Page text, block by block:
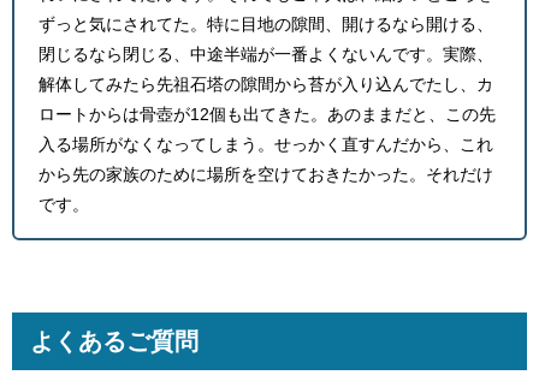
ずっと気にされてた。特に目地の隙間、開けるなら開ける、
閉じるなら閉じる、中途半端が一番よくないんです。実際、
解体してみたら先祖石塔の隙間から苔が入り込んでたし、カ
ロートからは骨壺が12個も出てきた。あのままだと、この先
入る場所がなくなってしまう。せっかく直すんだから、これ
から先の家族のために場所を空けておきたかった。それだけ
です。
よくあるご質問